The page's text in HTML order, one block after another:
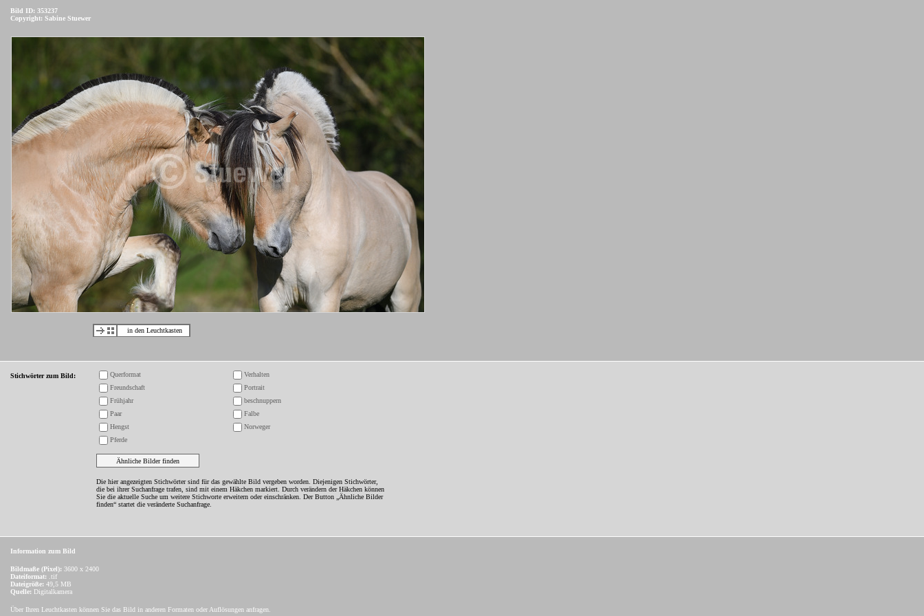
Bild ID: 353237
Copyright: Sabine Stuewer
in den Leuchtkasten
Stichwörter zum Bild: Querformat
Verhalten
Freundschaft
Portrait
Frühjahr
beschnuppern
Paar
Falbe
Hengst
Norweger
Pferde
Die hier angezeigten Stichwörter sind für das gewählte Bild vergeben worden. Diejenigen Stichwörter,
die bei ihrer Suchanfrage trafen, sind mit einem Häkchen markiert. Durch verändern der Häkchen können
Sie die aktuelle Suche um weitere Stichworte erweitern oder einschränken. Der Button „Ähnliche Bilder
finden“ startet die veränderte Suchanfrage.
Information zum Bild
Bildmaße (Pixel): 3600 x 2400
Dateiformat:
.tif
Dateigröße: 49,5 MB
Quelle: Digitalkamera
Über Ihren Leuchtkasten können Sie das Bild in anderen Formaten oder Auflösungen anfragen.